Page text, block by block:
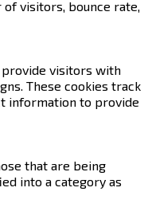
visitors, bounce rate,
provide visitors with
These cookies track
information to provide
that are being
into a category as